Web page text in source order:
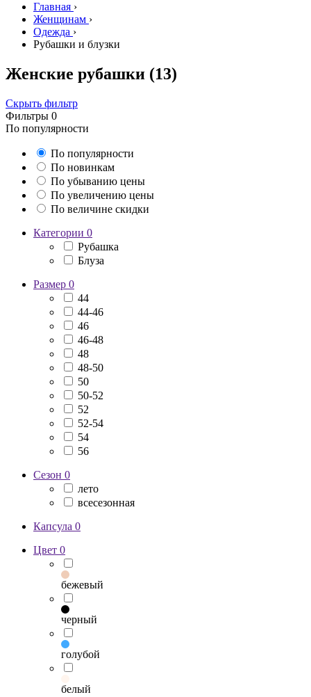
Главная ›
Женщинам ›
Одежда ›
Рубашки и блузки
Женские рубашки (13)
Скрыть фильтр
Фильтры 0
По популярности
По популярности
По новинкам
По убыванию цены
По увеличению цены
По величине скидки
Категории 0
Рубашка
Блуза
Размер 0
44
44-46
46
46-48
48
48-50
50
50-52
52
52-54
54
56
Сезон 0
лето
всесезонная
Капсула 0
Цвет 0
бежевый
черный
голубой
белый